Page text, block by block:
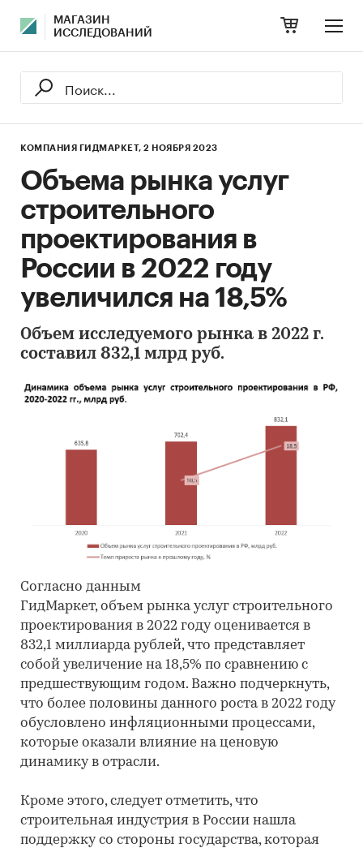
МАГАЗИН
ИССЛЕДОВАНИЙ
КОМПАНИЯ ГИДМАРКЕТ, 2 НОЯБРЯ 2023
Объема рынка услуг
строительного
проектирования в
России в 2022 году
увеличился на 18,5%
Объем исследуемого рынка в 2022 г.
составил 832,1 млрд руб.
Согласно данным
ГидМаркет, объем рынка услуг строительного
проектирования в 2022 году оценивается в
832,1 миллиарда рублей, что представляет
собой увеличение на 18,5% по сравнению с
предшествующим годом. Важно подчеркнуть,
что более половины данного роста в 2022 году
обусловлено инфляционными процессами,
которые оказали влияние на ценовую
динамику в отрасли.
Кроме этого, следует отметить, что
строительная индустрия в России нашла
поддержку со стороны государства, которая